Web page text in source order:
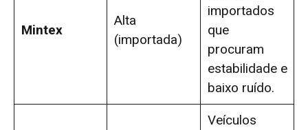
Mintex
Alta
(importada)
importados
que
procuram
estabilidade e
baixo ruído.
Veículos